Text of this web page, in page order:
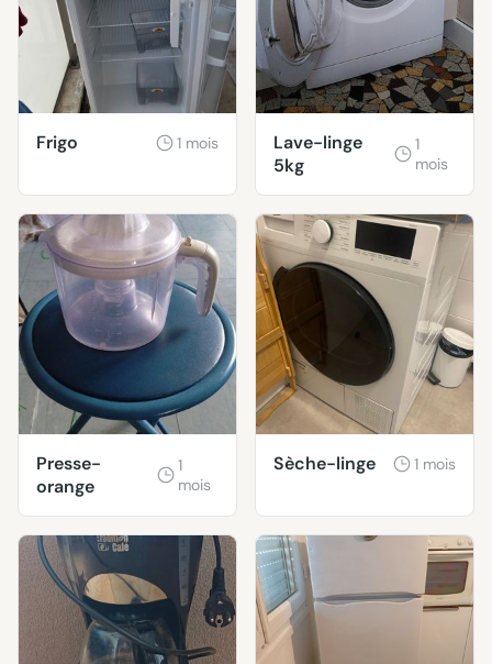
Frigo 1 mois
Lave-linge
5kg
1
mois
Presse-
orange
1
mois
Sèche-linge 1 mois